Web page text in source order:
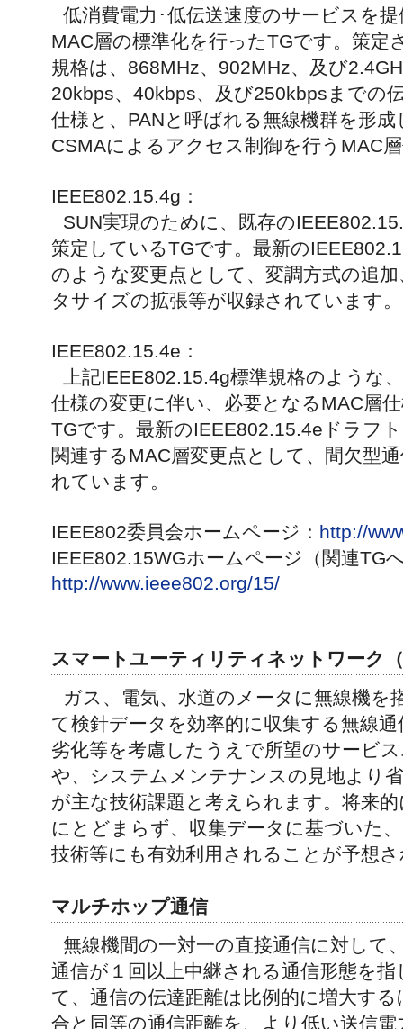
低消費電力･低伝送速度のサービスを
MAC層の標準化を行ったTGです。策定
規格は、868MHz、902MHz、及び
20kbps、40kbps、及び250kbpsまでの
仕様と、PANと呼ばれる無線機群を形
CSMAによるアクセス制御を行うMAC
IEEE802.15.4g：
SUN実現のために、既存の
策定しているTGです。最新の
のような変更点として、変調方式の追
タサイズの拡張等が収録されています。
IEEE802.15.4e：
上記IEEE802.15.4g標準規格のような
仕様の変更に伴い、必要となるMAC層
TGです。最新のIEEE802.15.4eドラフ
関連するMAC層変更点として、間欠型
れています。
IEEE802委員会ホームページ： http://
IEEE802.15WGホームページ（関連TG
http://www.ieee802.org/15/
スマートユーティリティネットワーク
ガス、電気、水道のメータに無線機を
て検針データを効率的に収集する無線
劣化等を考慮したうえで所望のサービ
や、システムメンテナンスの見地より
が主な技術課題と考えられます。将来
にとどまらず、収集データに基づいた
技術等にも有効利用されることが予想
マルチホップ通信
無線機間の一対一の直接通信に対して
通信が１回以上中継される通信形態を
て、通信の伝達距離は比例的に増大す
合と同等の通信距離を、より低い送信